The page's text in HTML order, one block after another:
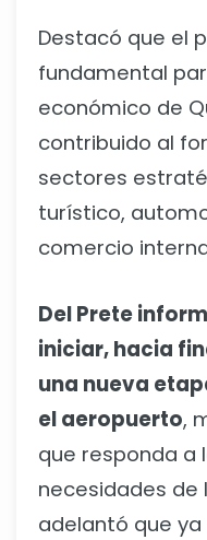
Destacó que el
fundamental
económico de
contribuido al
sectores
turístico,
comercio
Del Prete
iniciar, hacia
una nueva
el aeropuerto,
que responda a
necesidades de
adelantó que